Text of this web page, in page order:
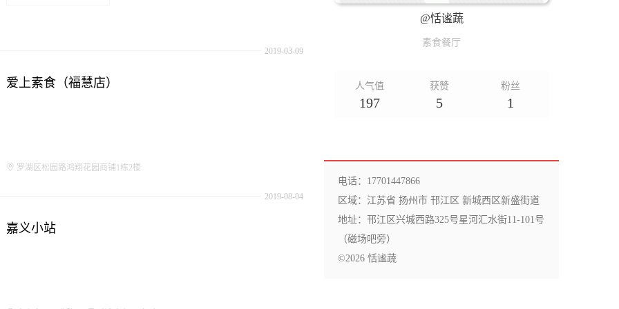
2019-03-09
爱上素食（福慧店）
罗湖区松园路鸿翔花园商铺1栋2楼
2019-08-04
嘉义小站
@恬谧蔬
素食餐厅
人气值
197
获赞
5
粉丝
1
电话：17701447866
区域：江苏省 扬州市 邗江区 新城西区新盛街道
地址：邗江区兴城西路325号星河汇水街11-101号
（磁场吧旁）
©2026 恬谧蔬